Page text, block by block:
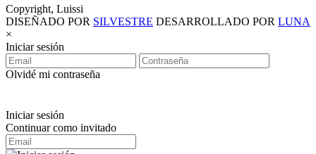
Copyright, Luissi
DISEÑADO POR SILVESTRE DESARROLLADO POR LUNA
×
Iniciar sesión
Olvidé mi contraseña
Iniciar sesión
Continuar como invitado